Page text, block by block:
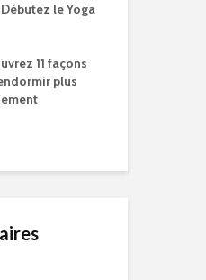
le Yoga
11 façons
plus